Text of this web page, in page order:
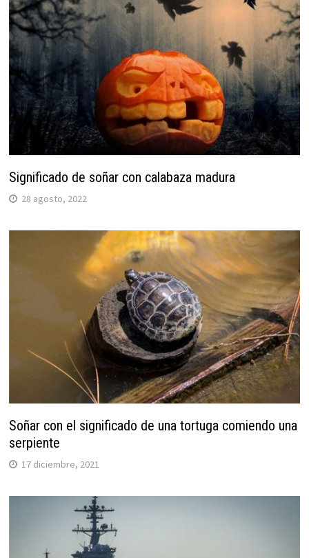
Significado de soñar con calabaza madura
28 agosto, 2022
Soñar con el significado de una tortuga comiendo una
serpiente
17 diciembre, 2021